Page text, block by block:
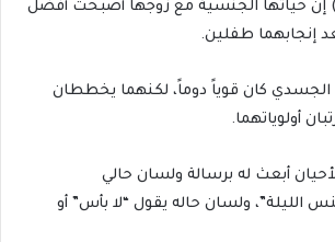
إن حياتها الجنسية مع زوجها أصبحت أفضل
إنجابهما طفلين.
الجسدي كان قوياً دوماً، لكنهما يخططان
أولوياتهما.
أبعث له برسالة ولسان حالي
الليلة”، ولسان حاله يقول “لا بأس” أو